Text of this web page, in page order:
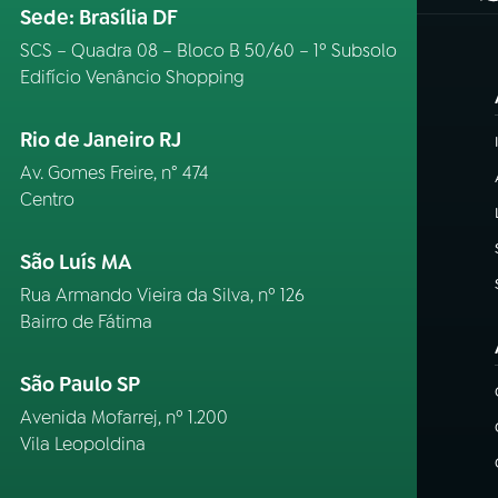
Sede: Brasília DF
SCS – Quadra 08 – Bloco B 50/60 – 1º Subsolo
Edifício Venâncio Shopping
Rio de Janeiro RJ
Av. Gomes Freire, n° 474
Centro
São Luís MA
Rua Armando Vieira da Silva, nº 126
Bairro de Fátima
São Paulo SP
Avenida Mofarrej, nº 1.200
Vila Leopoldina